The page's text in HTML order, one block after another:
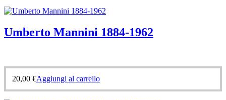
Umberto Mannini 1884-1962
20,00 €Aggiungi al carrello